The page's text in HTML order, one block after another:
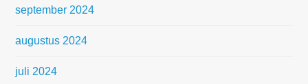
september 2024
augustus 2024
juli 2024